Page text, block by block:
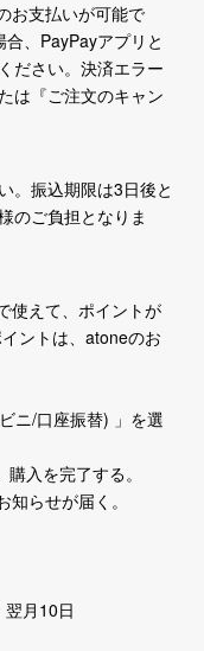
お支払いが可能で
、PayPayアプリと
ださい。決済エラー
は『ご注文のキャン
。振込期限は3日後と
のご負担となりま
使えて、ポイントが
ントは、atoneのお
ニ/口座振替) 」を選
入を完了する。
らせが届く。
翌月10日